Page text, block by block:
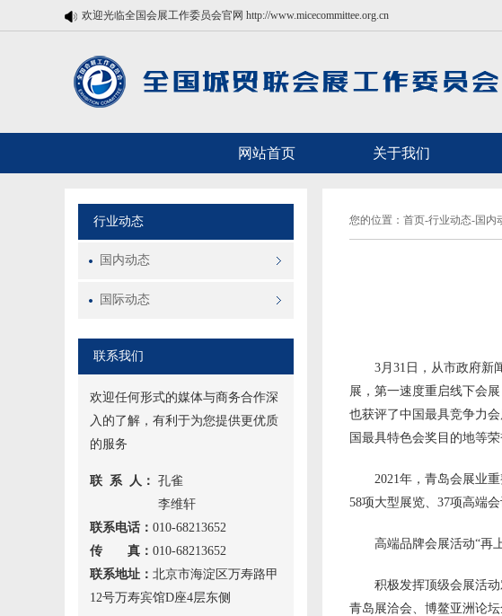
欢迎光临全国会展工作委员会官网 http://www.micecommittee.org.cn
网站首页 关于我们
行业动态
国内动态
国际动态
联系我们
欢迎任何形式的媒体与商务合作深
入的了解，有利于为您提供更优质
的服务
联 系 人： 孔雀
李维轩
联系电话： 010-68213652
传 真： 010-68213652
联系地址： 北京市海淀区万寿路甲
12号万寿宾馆D座4层东侧
您的位置：首页-行业动态-国内
3月31日，从市政府新
展，第一速度重启线下会
也获评了中国最具竞争力
国最具特色会奖目的地等荣
2021年，青岛会展业
58项大型展览、37项高端
高端品牌会展活动“再
积极发挥顶级会展活
青岛展洽会、博鳌亚洲论